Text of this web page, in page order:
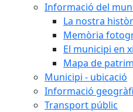
Informació del
La nostra
Memòria
El municipi en
Mapa de
Municipi - ubicació
Informació
Transport públic